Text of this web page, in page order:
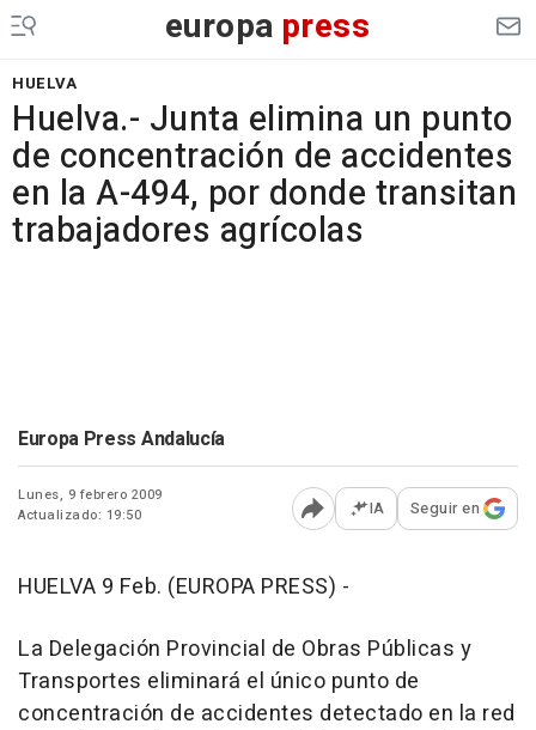
europa press
HUELVA
Huelva.- Junta elimina un punto
de concentración de accidentes
en la A-494, por donde transitan
trabajadores agrícolas
Europa Press Andalucía
Lunes, 9 febrero 2009
Actualizado: 19:50
Abrir opciones para
IA Seguir en
HUELVA 9 Feb. (EUROPA PRESS) -
La Delegación Provincial de Obras Públicas y
Transportes eliminará el único punto de
concentración de accidentes detectado en la red